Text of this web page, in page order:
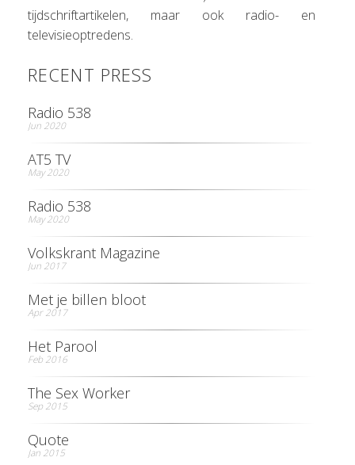
tijdschriftartikelen, maar ook radio- en
televisieoptredens.
RECENT PRESS
Radio 538
Jun 2020
AT5 TV
May 2020
Radio 538
May 2020
Volkskrant Magazine
Jun 2017
Met je billen bloot
Apr 2017
Het Parool
Feb 2016
The Sex Worker
Sep 2015
Quote
Jan 2015